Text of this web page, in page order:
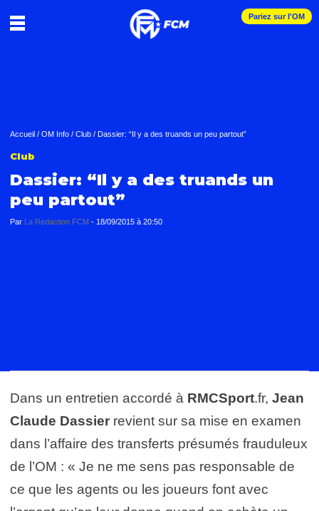
Pariez sur l'OM
Accueil / OM Info / Club / Dassier: “Il y a des truands un peu partout”
Club
Dassier: “Il y a des truands un
peu partout”
Par La Redaction FCM - 18/09/2015 à 20:50
Dans un entretien accordé à RMCSport.fr, Jean
Claude Dassier revient sur sa mise en examen
dans l’affaire des transferts présumés frauduleux
de l’OM : « Je ne me sens pas responsable de
ce que les agents ou les joueurs font avec